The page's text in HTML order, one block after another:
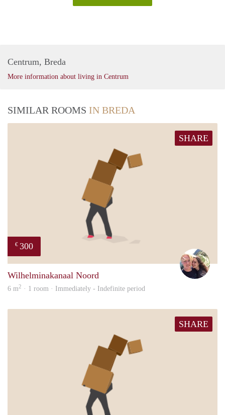
Centrum, Breda
More information about living in Centrum
SIMILAR ROOMS IN BREDA
SHARE
€ 300
Wilhelminakanaal Noord
6 m2 · 1 room · Immediately - Indefinite period
SHARE